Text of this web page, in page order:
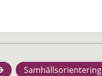
Samhällsorientering